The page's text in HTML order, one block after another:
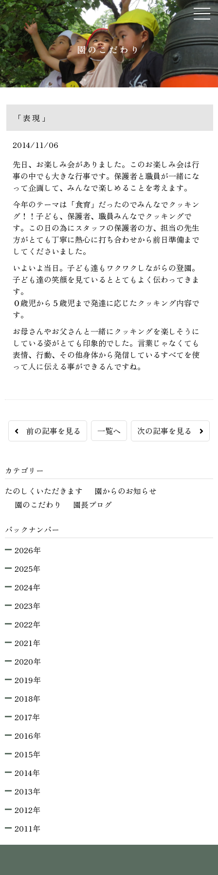
園のこだわり
「表現」
2014/11/06
先日、お楽しみ会がありました。このお楽しみ会は行
事の中でも大きな行事です。保護者と職員が一緒にな
って企画して、みんなで楽しめることを考えます。
今年のテーマは「食育」だったのでみんなでクッキン
グ！！子ども、保護者、職員みんなでクッキングで
す。この日の為にスタッフの保護者の方、担当の先生
方がとても丁寧に熱心に打ち合わせから前日準備まで
してくださいました。
いよいよ当日。子ども達もワクワクしながらの登園。
子ども達の笑顔を見ているととてもよく伝わってきま
す。
０歳児から５歳児まで発達に応じたクッキング内容で
す。
お母さんやお父さんと一緒にクッキングを楽しそうに
している姿がとても印象的でした。言葉じゃなくても
表情、行動、その他身体から発信しているすべてを使
って人に伝える事ができるんですね。
前の記事を見る 一覧へ 次の記事を見る
カテゴリー
たのしくいただきます
園からのお知らせ
園のこだわり
園長ブログ
バックナンバー
2026年
2025年
2024年
2023年
2022年
2021年
2020年
2019年
2018年
2017年
2016年
2015年
2014年
2013年
2012年
2011年